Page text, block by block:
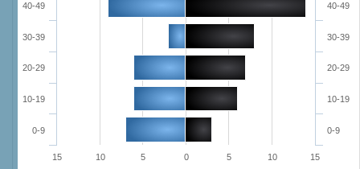
0-9
10-19
20-29
30-39
40-49
0-9
10-19
20-29
30-39
40-49
15 10 5 0 5 10 15